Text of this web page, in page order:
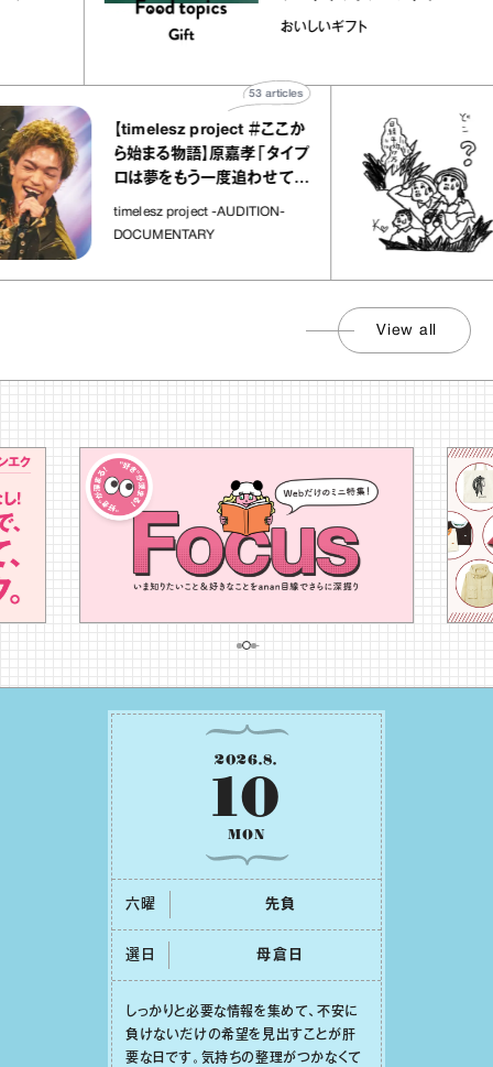
｜真野知子の「おいし
おいしいギフト
【timelesz project ＃ここか
ら始まる物語】原嘉孝「タイプ
ロは夢をもう一度追わせてく
れた場所」
timelesz project -AUDITION-
DOCUMENTARY
articles
「
社
View all
2026.8.
10
MON
六曜 先負
選日 ⺟倉⽇
しっかりと必要な情報を集めて、不安に
負けないだけの希望を⾒出すことが肝
要な⽇です。気持ちの整理がつかなくて